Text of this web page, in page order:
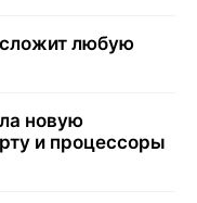
сложит любую
новую
и процессоры